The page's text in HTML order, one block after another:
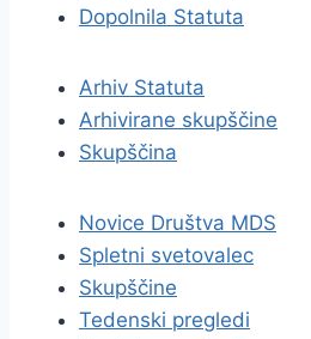
Dopolnila Statuta
Arhiv Statuta
Arhivirane skupščine
Skupščina
Novice Društva MDS
Spletni svetovalec
Skupščine
Tedenski pregledi